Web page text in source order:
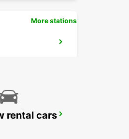
More stations
rental cars